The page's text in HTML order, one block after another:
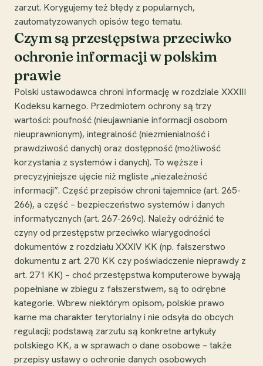
zarzut. Korygujemy też błędy z popularnych,
zautomatyzowanych opisów tego tematu.
Czym są przestępstwa przeciwko
ochronie informacji w polskim
prawie
Polski ustawodawca chroni informację w rozdziale XXXIII
Kodeksu karnego. Przedmiotem ochrony są trzy
wartości: poufność (nieujawnianie informacji osobom
nieuprawnionym), integralność (niezmienialność i
prawdziwość danych) oraz dostępność (możliwość
korzystania z systemów i danych). To węższe i
precyzyjniejsze ujęcie niż mgliste „niezależność
informacji”. Część przepisów chroni tajemnice (art. 265-
266), a część – bezpieczeństwo systemów i danych
informatycznych (art. 267-269c). Należy odróżnić te
czyny od przestępstw przeciwko wiarygodności
dokumentów z rozdziału XXXIV KK (np. fałszerstwo
dokumentu z art. 270 KK czy poświadczenie nieprawdy z
art. 271 KK) – choć przestępstwa komputerowe bywają
popełniane w zbiegu z fałszerstwem, są to odrębne
kategorie. Wbrew niektórym opisom, polskie prawo
karne ma charakter terytorialny i nie odsyła do obcych
regulacji; podstawą zarzutu są konkretne artykuły
polskiego KK, a w sprawach o dane osobowe – także
przepisy ustawy o ochronie danych osobowych